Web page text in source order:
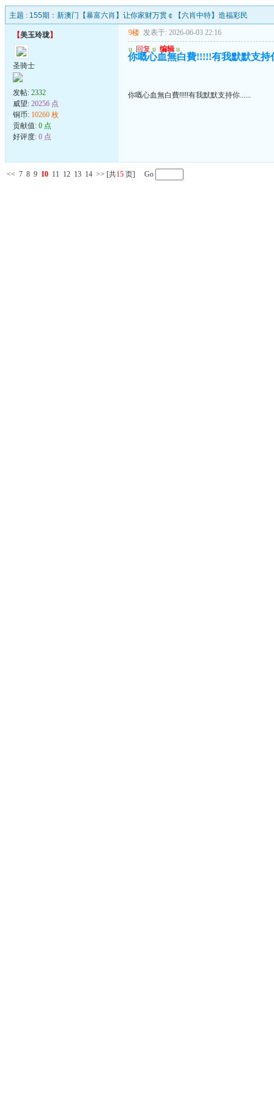
主题 : 155期：新澳门【暴富六肖】让你家财万贯￠【六肖中特】造福彩民
【美玉玲珑】
圣骑士
发帖: 2332
威望: 20256 点
铜币: 10260 枚
贡献值: 0 点
好评度: 0 点
9楼 发表于: 2026-06-03 22:16
u 回复 u 编辑 u
你嘅心血無白費!!!!!有我默默支持
你嘅心血無白費!!!!!有我默默支持你......
<< 7 8 9 10 11 12 13 14 >> [共15 页] Go